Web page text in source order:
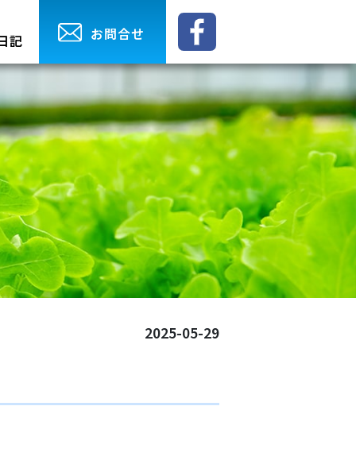
記
お問合せ
2025-05-29